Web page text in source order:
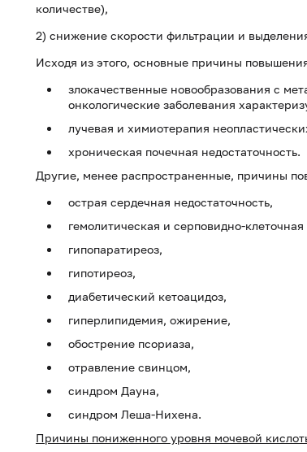
количестве),
2) снижение скорости фильтрации и
Исходя из этого, основные причины
злокачественные новообразования с
онкологические заболевания
лучевая и химиотерапия
хроническая почечная недостаточность.
Другие, менее распространенные, причины
острая сердечная недостаточность,
гемолитическая и серповидно-
гипопаратиреоз,
гипотиреоз,
диабетический кетоацидоз,
гиперлипидемия, ожирение,
обострение псориаза,
отравление свинцом,
синдром Дауна,
синдром Леша-Нихена.
Причины пониженного уровня мочевой